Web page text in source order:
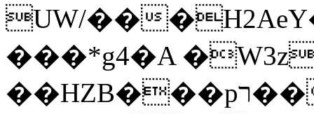
UW/��
���*g4�A
��HZB���pר��b�wO�N��{@H�m�F{���ۣ��?